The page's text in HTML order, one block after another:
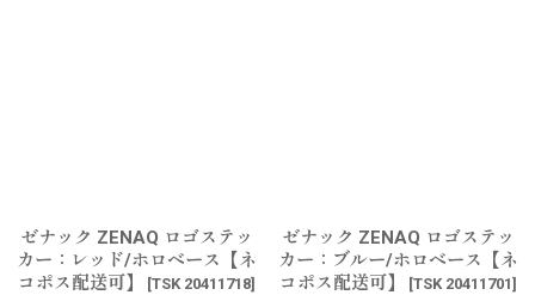
ゼナック ZENAQ ロゴステッ
カー：レッド/ホロベース【ネ
コポス配送可】
[TSK 20411718]
ゼナック ZENAQ ロゴステッ
カー：ブルー/ホロベース【ネ
コポス配送可】
[TSK 20411701]